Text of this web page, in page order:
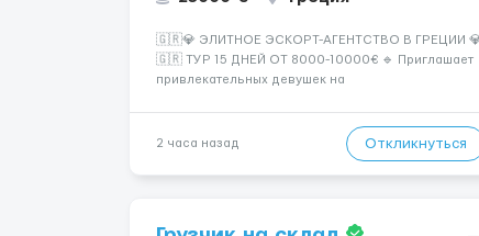
🇬🇷💎 ЭЛИТНОЕ ЭСКОРТ-АГЕНТСТВО В ГРЕЦИИ
🇬🇷 ТУР 15 ДНЕЙ ОТ 8000-10000€ 🔹 Приглашает
привлекательных девушек на
хорошие деньги 💶 — это предложение для тебя!
2 часа назад Откликнуться